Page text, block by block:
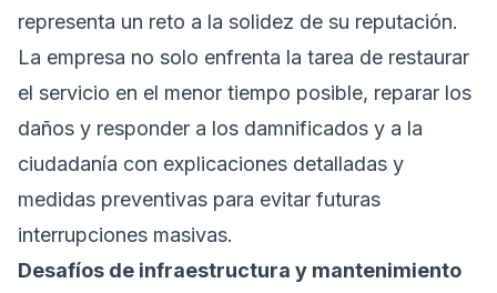
representa un reto a la solidez de su reputación.
La empresa no solo enfrenta la tarea de restaurar
el servicio en el menor tiempo posible, reparar los
daños y responder a los damnificados y a la
ciudadanía con explicaciones detalladas y
medidas preventivas para evitar futuras
interrupciones masivas.
Desafíos de infraestructura y mantenimiento